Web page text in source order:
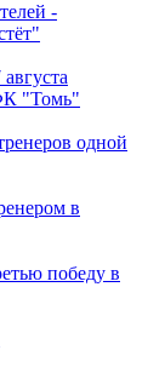
-
"Томь"
одной
в
победу в